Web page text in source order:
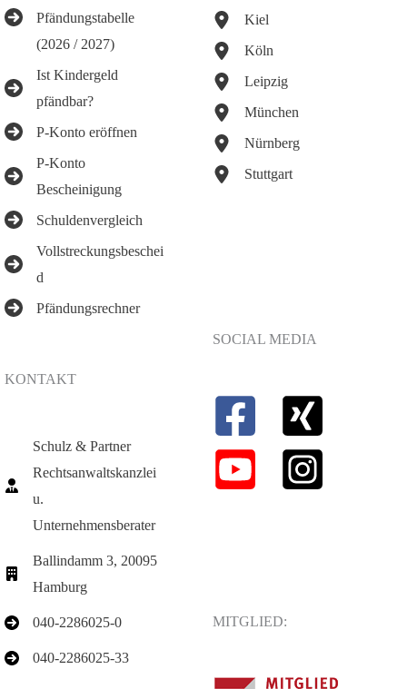
Pfändungstabelle
(2026 / 2027)
Ist Kindergeld
pfändbar?
P-Konto eröffnen
P-Konto
Bescheinigung
Schuldenvergleich
Vollstreckungsbeschei
d
Pfändungsrechner
Kiel
Köln
Leipzig
München
Nürnberg
Stuttgart
KONTAKT
Schulz & Partner
Rechtsanwaltskanzlei
u.
Unternehmensberater
Ballindamm 3, 20095
Hamburg
040-2286025-0
040-2286025-33
SOCIAL MEDIA
MITGLIED: